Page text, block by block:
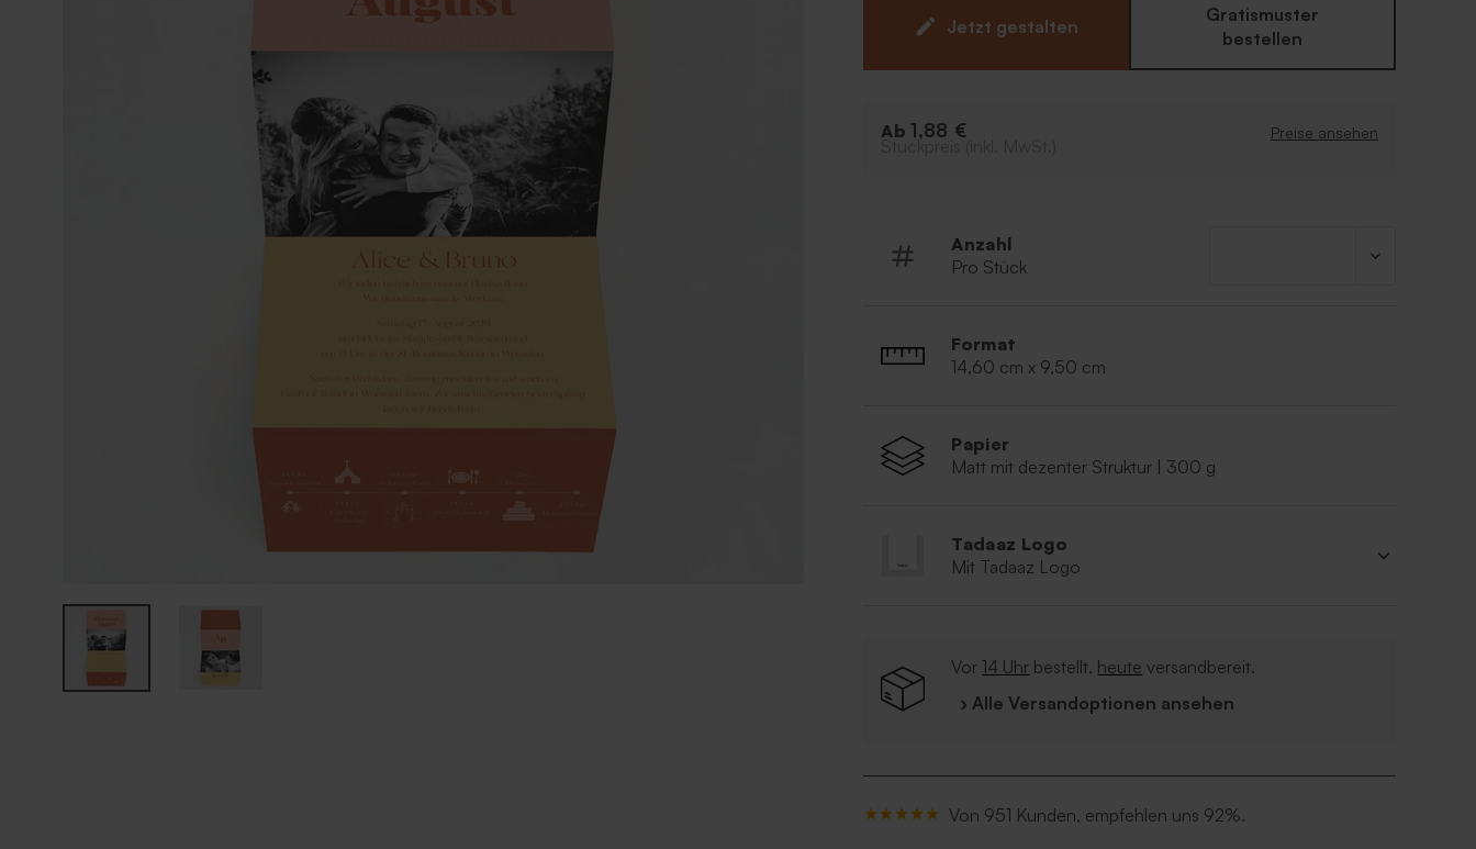
Einladung in eure Lieblingsfarben ändern und so eine ganz
persönliche Karte gestalten.
Jetzt gestalten
Gratismuster
bestellen
Ab 1,88 € Preise ansehen
Anzahl
Pro Stück
Format
14,60 cm x 9,50 cm
Papier
Matt mit dezenter Struktur | 300 g
Tadaaz Logo
Mit Tadaaz Logo
Vor 14 Uhr bestellt, heute versandbereit.
› Alle Versandoptionen ansehen
Von 951 Kunden, empfehlen uns 92%.